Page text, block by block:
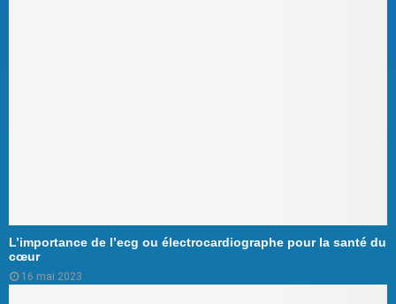
L’importance de l’ecg ou électrocardiographe pour la santé du
cœur
16 mai 2023